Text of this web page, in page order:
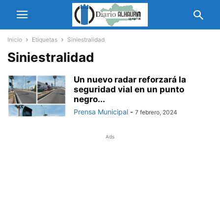
Inicio Etiquetas Siniestralidad
Siniestralidad
Un nuevo radar reforzará la
seguridad vial en un punto
negro...
Prensa Municipal - 7 febrero, 2024
Ads